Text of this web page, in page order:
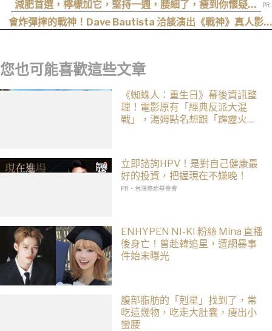
減肥首選，檸檬加它，堅持一週，腰細了，瘦到你懷疑人
生
會炸彈摔的戰神！Dave Bautista 洽談演出《戰神》真人影
您也可能喜歡這些文章
《蜘蛛人：重生日》幕後資訊整
理！電影原有「經典反派大混
戰」，湯姆點名想跟「霹靂火」
立即諮詢HPV！是對自己健康最
好的投資，把握現在不嫌晚！
PR・台灣癌症基金會
ENHYPEN NI-KI 粉絲 Mina 直播
後身亡！曾赴韓追星，遭網暴事
件始末曝光
腹部脂肪的「剋星」找到了，常
吃這幾物，吃走大肚囊，瘦出小
蠻腰